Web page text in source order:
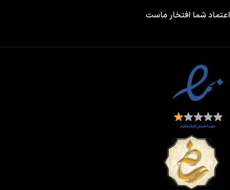
اعتماد شما افتخار ماست